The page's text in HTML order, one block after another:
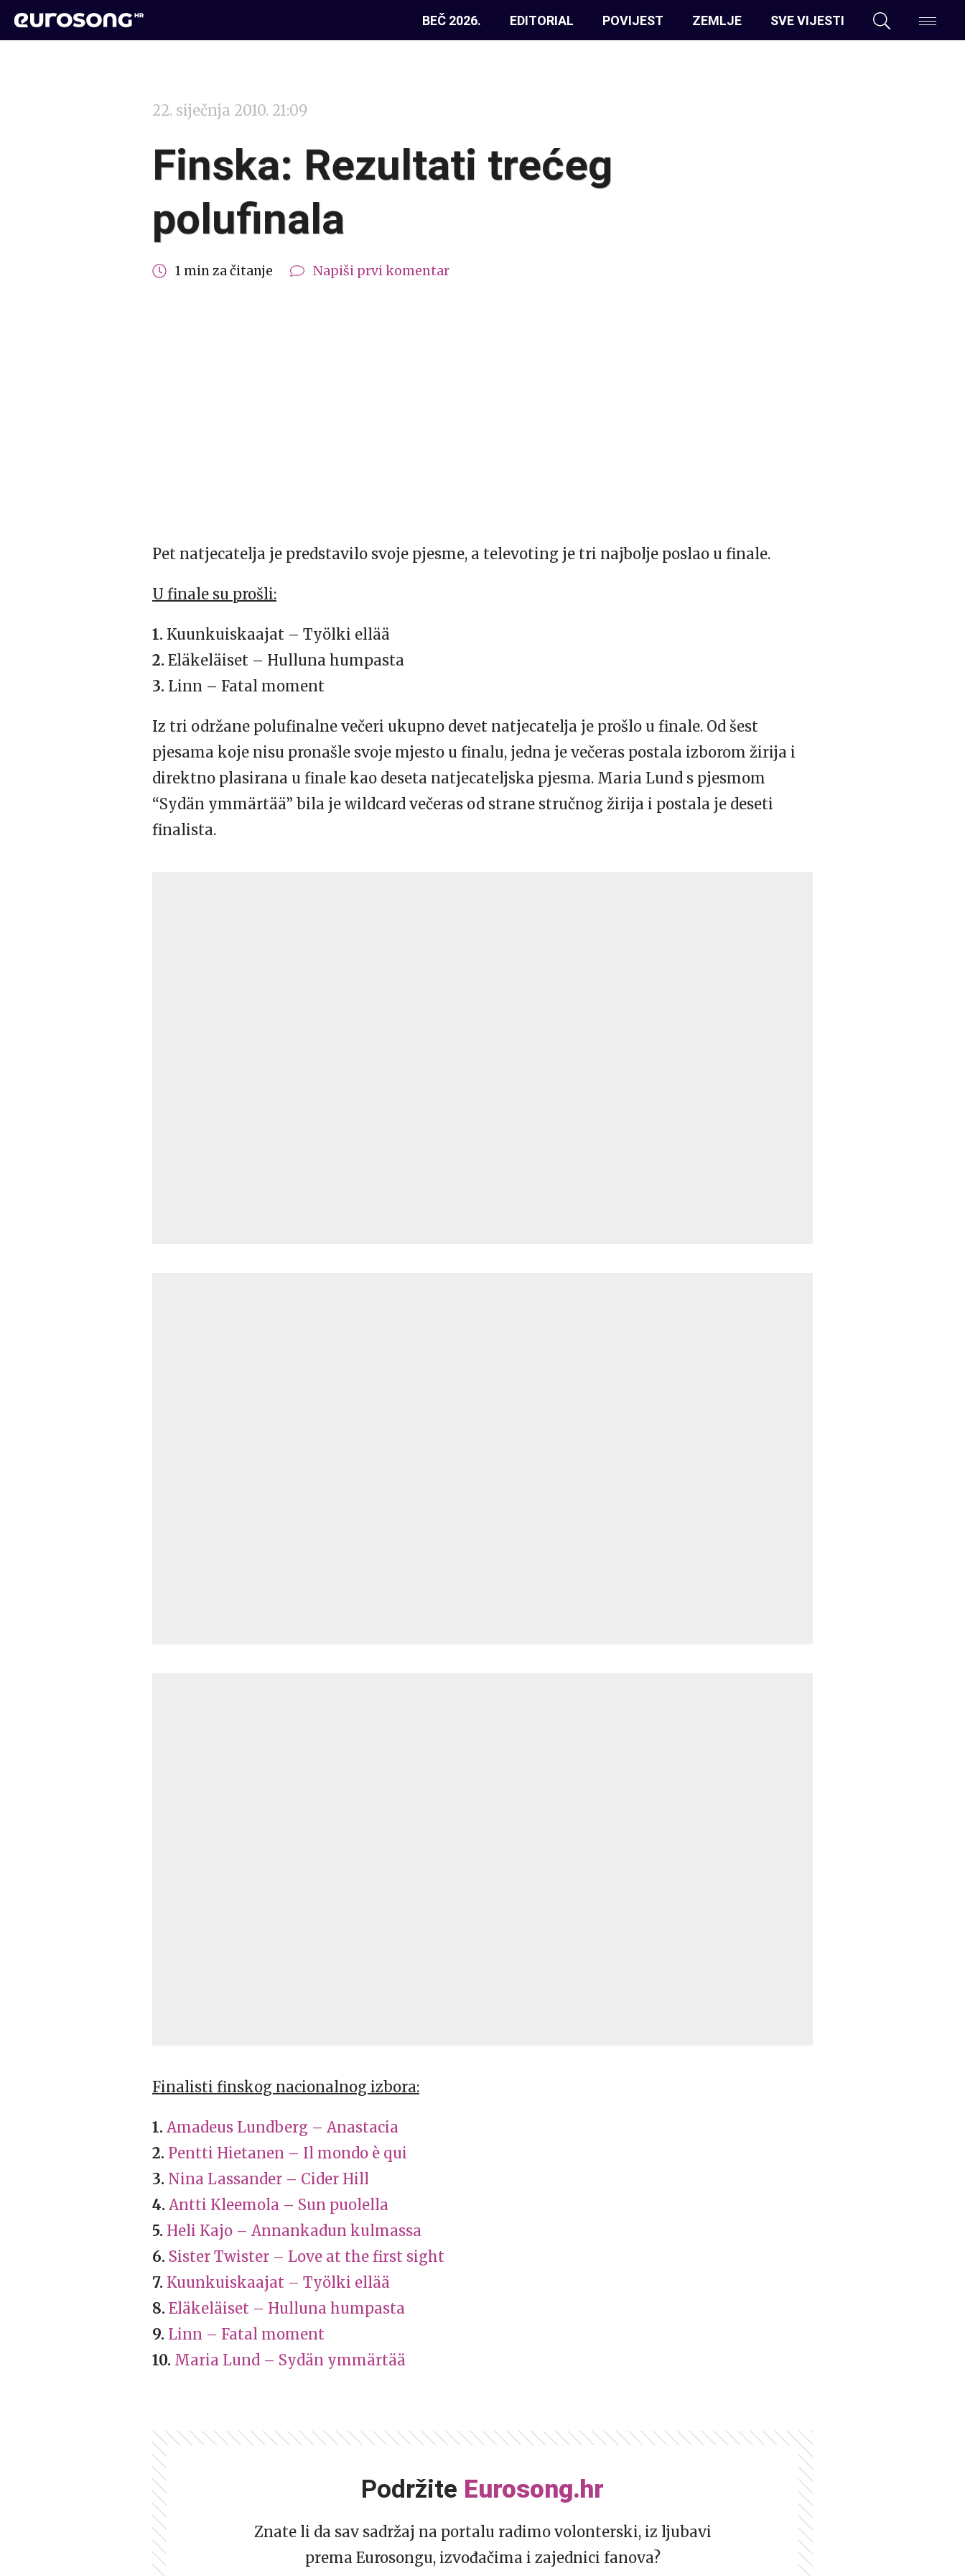
BEČ 2026. EDITORIAL POVIJEST ZEMLJE SVE VIJESTI
22. siječnja 2010. 21:09
Finska: Rezultati trećeg
polufinala
1 min za čitanje Napiši prvi komentar
Pet natjecatelja je predstavilo svoje pjesme, a televoting je tri najbolje poslao u finale.
U finale su prošli:
1. Kuunkuiskaajat – Työlki ellää
2. Eläkeläiset – Hulluna humpasta
3. Linn – Fatal moment
Iz tri održane polufinalne večeri ukupno devet natjecatelja je prošlo u finale. Od šest
pjesama koje nisu pronašle svoje mjesto u finalu, jedna je večeras postala izborom žirija i
direktno plasirana u finale kao deseta natjecateljska pjesma. Maria Lund s pjesmom
“Sydän ymmärtää” bila je wildcard večeras od strane stručnog žirija i postala je deseti
finalista.
Finalisti finskog nacionalnog izbora:
1. Amadeus Lundberg – Anastacia
2. Pentti Hietanen – Il mondo è qui
3. Nina Lassander – Cider Hill
4. Antti Kleemola – Sun puolella
5. Heli Kajo – Annankadun kulmassa
6. Sister Twister – Love at the first sight
7. Kuunkuiskaajat – Työlki ellää
8. Eläkeläiset – Hulluna humpasta
9. Linn – Fatal moment
10. Maria Lund – Sydän ymmärtää
Podržite Eurosong.hr
Znate li da sav sadržaj na portalu radimo volonterski, iz ljubavi
prema Eurosongu, izvođačima i zajednici fanova?